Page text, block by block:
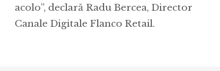
acolo”, declară Radu Bercea, Director
Canale Digitale Flanco Retail.